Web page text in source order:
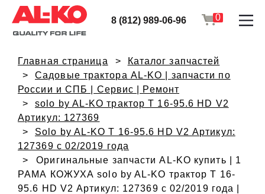
8 (812) 989-06-96 0
Главная страница
Каталог запчастей
Садовые трактора AL-KO | запчасти по
России и СПБ | Сервис | Ремонт
solo by AL-KO трактор T 16-95.6 HD V2
Артикул: 127369
Solo by AL-KO T 16-95.6 HD V2 Артикул:
127369 с 02/2019 года
Оригинальные запчасти AL-KO купить | 1
РАМА КОЖУХА solo by AL-KO трактор T 16-
95.6 HD V2 Артикул: 127369 с 02/2019 года |